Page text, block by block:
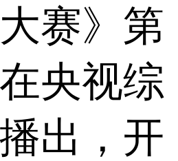
赛》第
央视综
出，开